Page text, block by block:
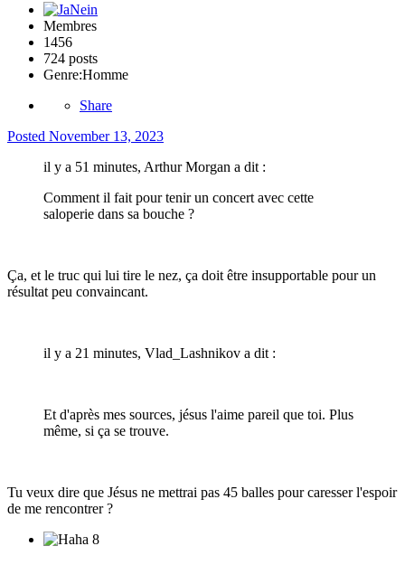
Membres
1456
724 posts
Genre:Homme
Share
Posted November 13, 2023
il y a 51 minutes, Arthur Morgan a dit :
Comment il fait pour tenir un concert avec cette
saloperie dans sa bouche ?
Ça, et le truc qui lui tire le nez, ça doit être insupportable pour un
résultat peu convaincant.
il y a 21 minutes, Vlad_Lashnikov a dit :
Et d'après mes sources, jésus l'aime pareil que toi. Plus
même, si ça se trouve.
Tu veux dire que Jésus ne mettrai pas 45 balles pour caresser l'espoir
de me rencontrer ?
8